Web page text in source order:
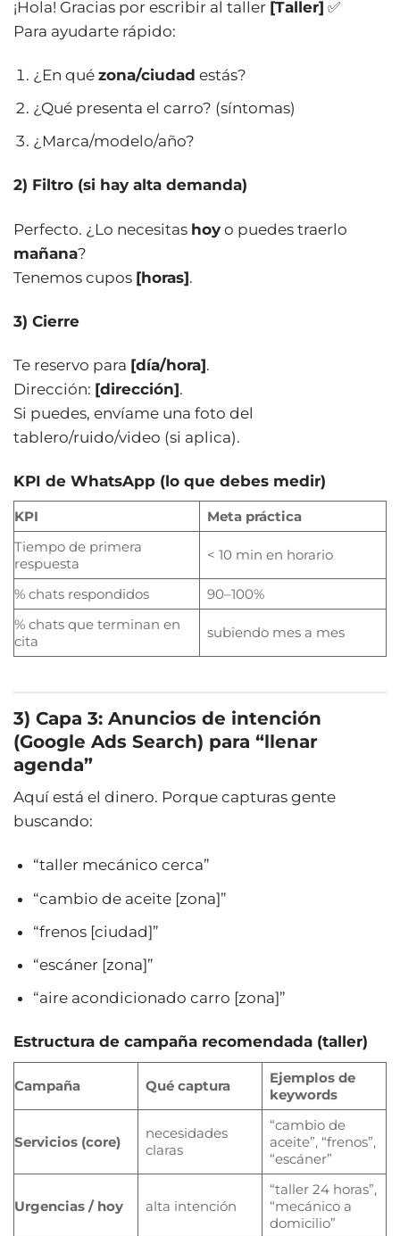
¡Hola! Gracias por escribir al taller [Taller] ✅
Para ayudarte rápido:
¿En quézona/ciudad estás?
¿Qué presenta el carro? (síntomas)
¿Marca/modelo/año?
2) Filtro (si hay alta demanda)
Perfecto. ¿Lo necesitas hoy o puedes traerlo
mañana?
Tenemos cupos [horas].
3) Cierre
Te reservo para [día/hora].
Dirección: [dirección].
Si puedes, envíame una foto del
tablero/ruido/video (si aplica).
KPI de WhatsApp (lo que debes medir)
KPI
Meta práctica
Tiempo de primera
respuesta
< 10 min en horario
% chats respondidos
90–100%
% chats que terminan en
cita
subiendo mes a mes
3) Capa 3: Anuncios de intención
(Google Ads Search) para “llenar
agenda”
Aquí está el dinero. Porque capturas gente
buscando:
“taller mecánico cerca”
“cambio de aceite [zona]”
“frenos [ciudad]”
“escáner [zona]”
“aire acondicionado carro [zona]”
Estructura de campaña recomendada (taller)
Campaña Qué captura
Ejemplos de
keywords
Servicios (core)
necesidades
claras
“cambio de
aceite”, “frenos”,
“escáner”
Urgencias / hoy alta intención
“taller 24 horas”,
“mecánico a
domicilio”